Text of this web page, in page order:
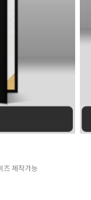
즈 제작가능